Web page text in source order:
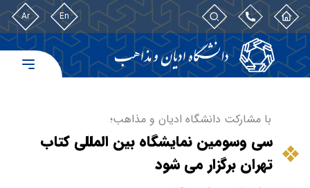
En
Ar
با مشارکت دانشگاه ادیان و مذاهب؛
سی وسومین نمایشگاه بین المللی کتاب
تهران برگزار می شود